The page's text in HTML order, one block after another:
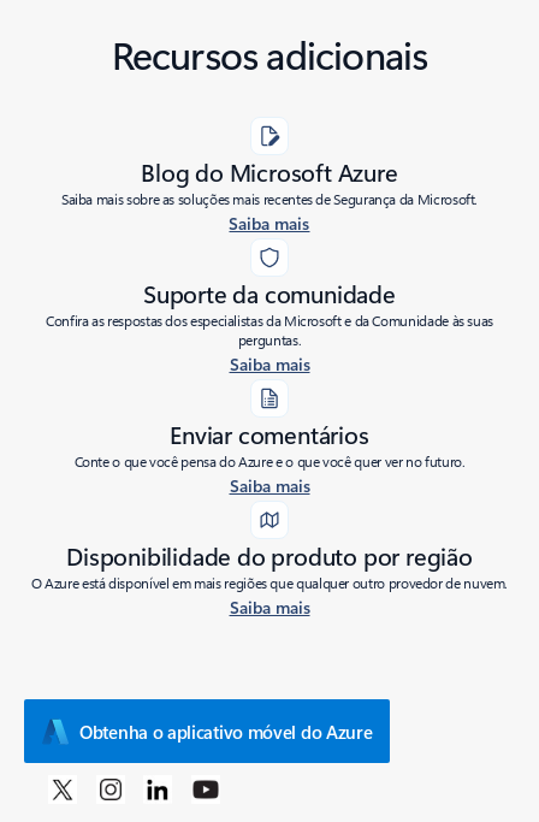
Recursos adicionais
Blog do Microsoft Azure
Saiba mais sobre as soluções mais recentes de Segurança da Microsoft.
Saiba mais
Suporte da comunidade
Confira as respostas dos especialistas da Microsoft e da Comunidade às suas
perguntas.
Saiba mais
Enviar comentários
Conte o que você pensa do Azure e o que você quer ver no futuro.
Saiba mais
Disponibilidade do produto por região
O Azure está disponível em mais regiões que qualquer outro provedor de nuvem.
Saiba mais
Obtenha o aplicativo móvel do Azure